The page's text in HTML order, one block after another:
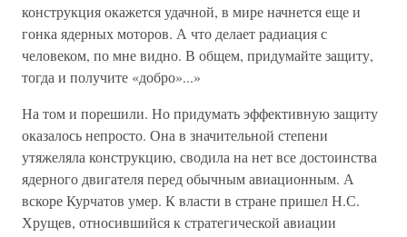
конструкция окажется удачной, в мире начнется еще и
гонка ядерных моторов. А что делает радиация с
человеком, по мне видно. В общем, придумайте защиту,
тогда и получите «добро»...»
На том и порешили. Но придумать эффективную защиту
оказалось непросто. Она в значительной степени
утяжеляла конструкцию, сводила на нет все достоинства
ядерного двигателя перед обычным авиационным. А
вскоре Курчатов умер. К власти в стране пришел Н.С.
Хрущев, относившийся к стратегической авиации